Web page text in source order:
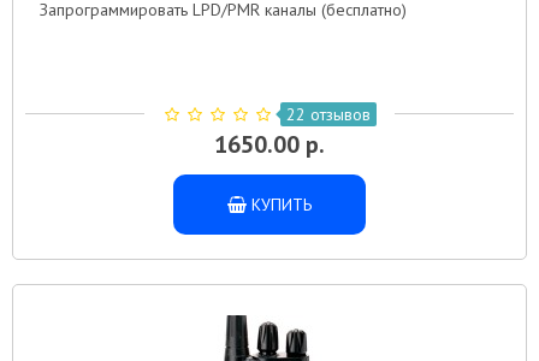
Запрограммировать LPD/PMR каналы (бесплатно)
22 отзывов
1650.00 р.
КУПИТЬ